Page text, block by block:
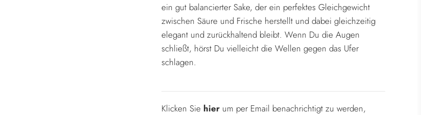
ein gut balancierter Sake, der ein perfektes Gleichgewicht
zwischen Säure und Frische herstellt und dabei gleichzeitig
elegant und zurückhaltend bleibt. Wenn Du die Augen
schließt, hörst Du vielleicht die Wellen gegen das Ufer
schlagen.
Klicken Sie hier um per Email benachrichtigt zu werden,